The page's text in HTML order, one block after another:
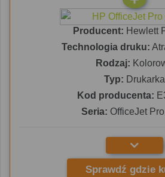
Producent: Hewlett
Technologia druku:
Rodzaj:
Typ: Drukarka
Kod producenta:
Seria: OfficeJet
Sprawdź gdzie